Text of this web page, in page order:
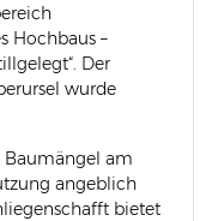
Hochbaus –
Der
wurde
Baumängel am
angeblich
bietet